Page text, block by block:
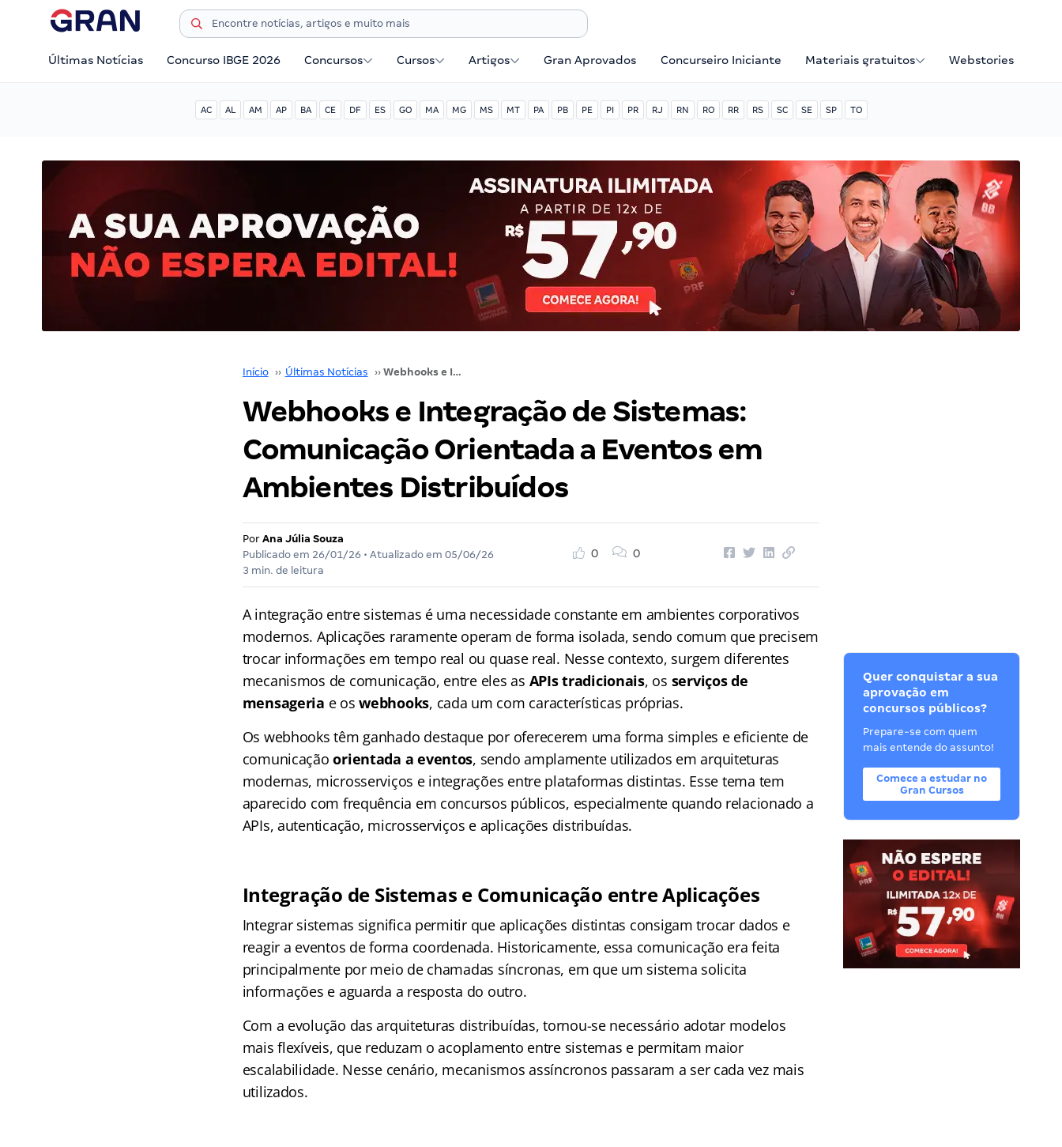
Últimas Notícias Concurso IBGE 2026 Concursos Cursos Artigos Gran Aprovados Concurseiro Iniciante Materiais gratuitos Webstories
AC AL AM AP BA CE DF ES GO MA MG MS MT PA PB PE PI PR RJ RN RO RR RS SC SE SP TO
Início ›› Últimas Notícias ›› Webhooks e Integração de Sistemas: Comunicação Orientada a Eventos em Ambientes Distribuídos
Webhooks e Integração de Sistemas:
Comunicação Orientada a Eventos em
Ambientes Distribuídos
Por Ana Júlia Souza
Publicado em 26/01/26 • Atualizado em 05/06/26
3 min. de leitura
0 0
A integração entre sistemas é uma necessidade constante em ambientes corporativos
modernos. Aplicações raramente operam de forma isolada, sendo comum que precisem
trocar informações em tempo real ou quase real. Nesse contexto, surgem diferentes
mecanismos de comunicação, entre eles as APIs tradicionais, os serviços de
mensageria e oswebhooks, cada um com características próprias.
Os webhooks têm ganhado destaque por oferecerem uma forma simples e eficiente de
comunicaçãoorientada a eventos, sendo amplamente utilizados em arquiteturas
modernas, microsserviços e integrações entre plataformas distintas. Esse tema tem
aparecido com frequência em concursos públicos, especialmente quando relacionado a
APIs, autenticação, microsserviços e aplicações distribuídas.
Integração de Sistemas e Comunicação entre Aplicações
Integrar sistemas significa permitir que aplicações distintas consigam trocar dados e
reagir a eventos de forma coordenada. Historicamente, essa comunicação era feita
principalmente por meio de chamadas síncronas, em que um sistema solicita
informações e aguarda a resposta do outro.
Com a evolução das arquiteturas distribuídas, tornou-se necessário adotar modelos
mais flexíveis, que reduzam o acoplamento entre sistemas e permitam maior
escalabilidade. Nesse cenário, mecanismos assíncronos passaram a ser cada vez mais
utilizados.
Quer conquistar a sua
aprovação em
concursos públicos?
Prepare-se com quem
mais entende do assunto!
Comece a estudar no
Gran Cursos